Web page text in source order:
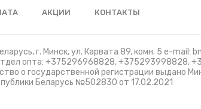
АКЦИИ КОНТАКТЫ
г. Минск, ул. Карвата 89, комн. 5 e-mail:
опта: +375296968828, +375293998828,
о государственной регистрации выдано
Беларусь №502830 от 17.02.2021